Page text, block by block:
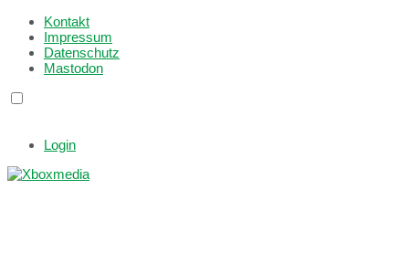
Kontakt
Impressum
Datenschutz
Mastodon
Login